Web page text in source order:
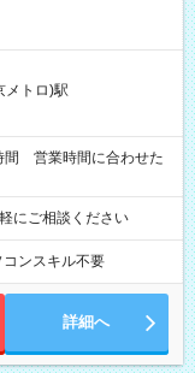
メトロ)駅
にご相談ください
コンスキル不要
詳細へ